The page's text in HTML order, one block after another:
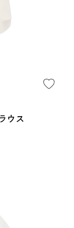
ウス